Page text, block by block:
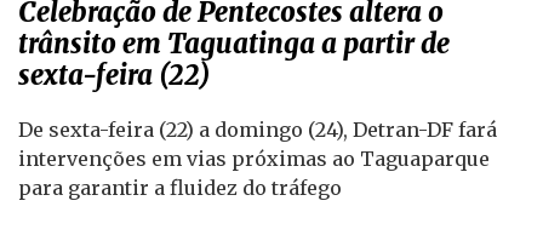
Celebração de Pentecostes altera o
trânsito em Taguatinga a partir de
sexta-feira (22)
De sexta-feira (22) a domingo (24), Detran-DF fará
intervenções em vias próximas ao Taguaparque
para garantir a fluidez do tráfego